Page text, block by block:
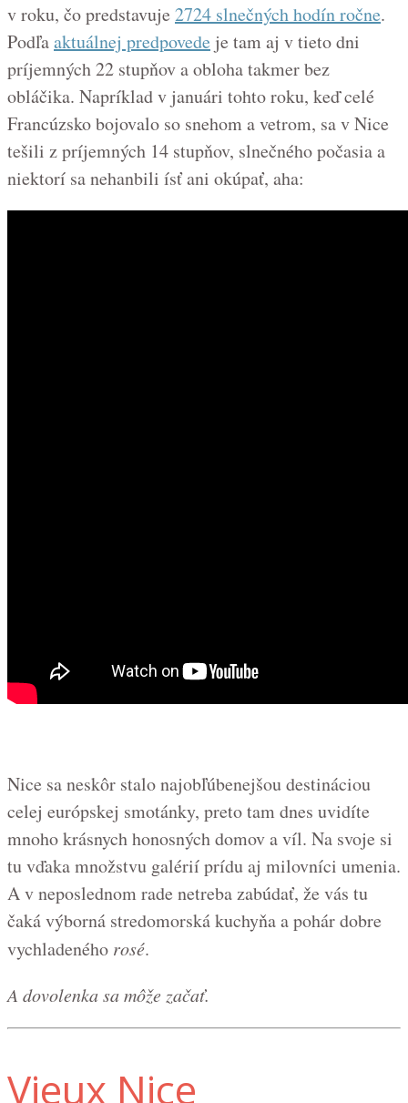
v roku, čo predstavuje 2724 slnečných hodín ročne.
Podľaaktuálnej predpovede je tam aj v tieto dni
príjemných 22 stupňov a obloha takmer bez
obláčika. Napríklad v januári tohto roku, keď celé
Francúzsko bojovalo so snehom a vetrom, sa v Nice
tešili z príjemných 14 stupňov, slnečného počasia a
niektorí sa nehanbili ísť ani okúpať, aha:
Nice sa neskôr stalo najobľúbenejšou destináciou
celej európskej smotánky, preto tam dnes uvidíte
mnoho krásnych honosných domov a víl. Na svoje si
tu vďaka množstvu galérií prídu aj milovníci umenia.
A v neposlednom rade netreba zabúdať, že vás tu
čaká výborná stredomorská kuchyňa a pohár dobre
vychladeného rosé.
A dovolenka sa môže začať.
Vieux Nice